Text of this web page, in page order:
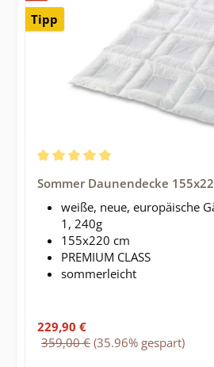
Tipp
Sommer Daunendecke
weiße, neue, europäische
1, 240g
155x220 cm
PREMIUM CLASS
sommerleicht
Verkaufspreis:
229,90 €
Regulärer Preis:
359,00 € (35.96% gespart)